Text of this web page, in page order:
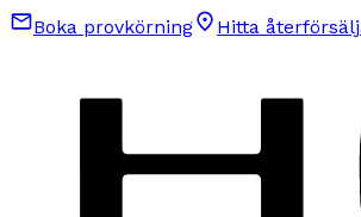
Boka provkörning Hitta